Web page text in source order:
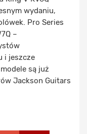
wydaniu,
Pro Series
–
i jeszcze
są już
Jackson Guitars